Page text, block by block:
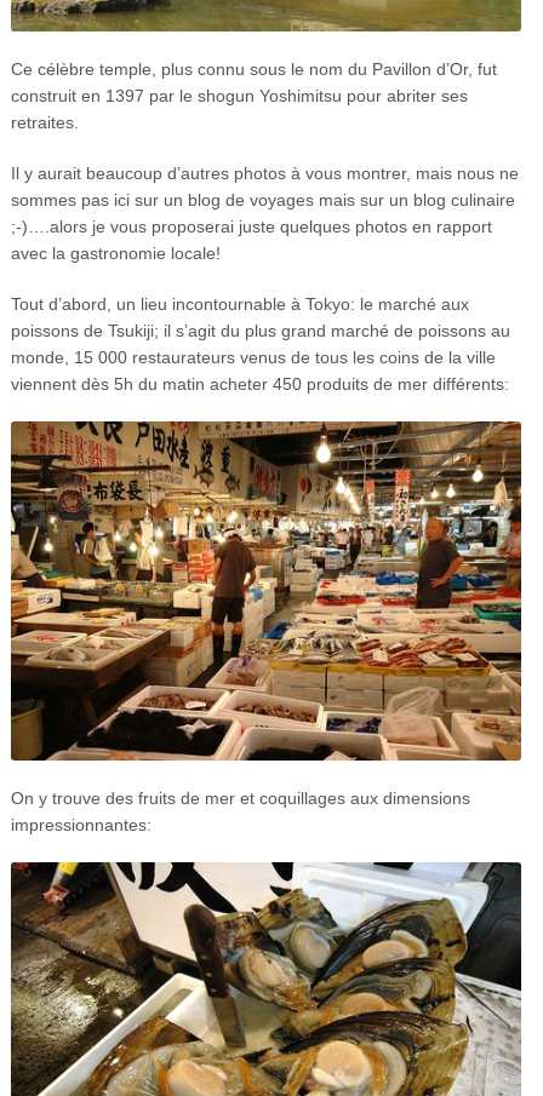
Ce célèbre temple, plus connu sous le nom du Pavillon d’Or, fut
construit en 1397 par le shogun Yoshimitsu pour abriter ses
retraites.
Il y aurait beaucoup d’autres photos à vous montrer, mais nous ne
sommes pas ici sur un blog de voyages mais sur un blog culinaire
;-)….alors je vous proposerai juste quelques photos en rapport
avec la gastronomie locale!
Tout d’abord, un lieu incontournable à Tokyo: le marché aux
poissons de Tsukiji; il s’agit du plus grand marché de poissons au
monde, 15 000 restaurateurs venus de tous les coins de la ville
viennent dès 5h du matin acheter 450 produits de mer différents:
On y trouve des fruits de mer et coquillages aux dimensions
impressionnantes: